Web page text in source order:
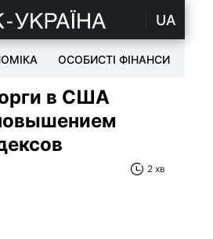
UA
ОСОБИСТІ ФІНАНСИ
в США
2 хв